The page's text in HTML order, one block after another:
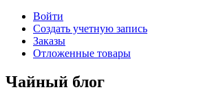
Войти
Создать учетную запись
Заказы
Отложенные товары
Чайный блог